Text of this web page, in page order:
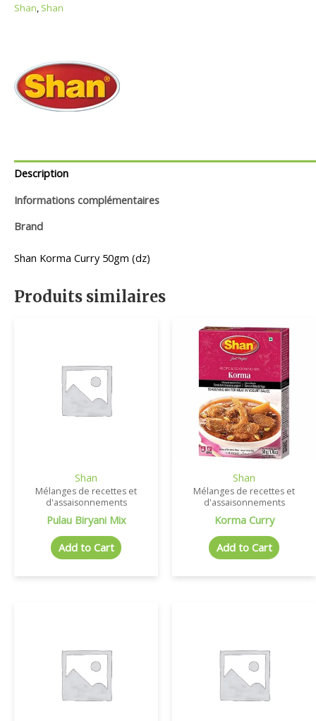
Shan, Shan
Description
Informations complémentaires
Brand
Shan Korma Curry 50gm (dz)
Produits similaires
Shan
Mélanges de recettes et
d'assaisonnements
Pulau Biryani Mix
Add to Cart
Shan
Mélanges de recettes et
d'assaisonnements
Korma Curry
Add to Cart